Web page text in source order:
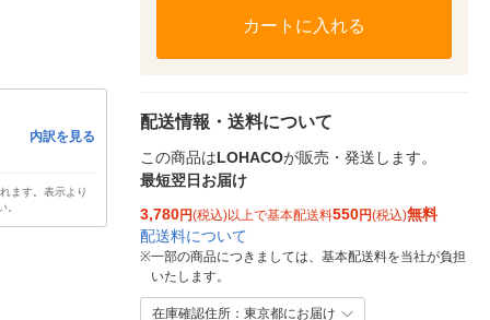
内訳を見る
ます。表示より
。
カートに入れる
配送情報・送料について
この商品はLOHACOが販売・発送します。
最短翌日お届け
3,780円(税込)以上で基本配送料550円(税込)無料
配送料について
※一部の商品につきましては、基本配送料を当社が負担
いたします。
在庫確認住所：東京都にお届け